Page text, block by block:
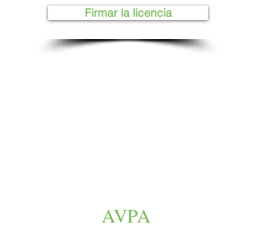
Firmar la licencia
AVPA